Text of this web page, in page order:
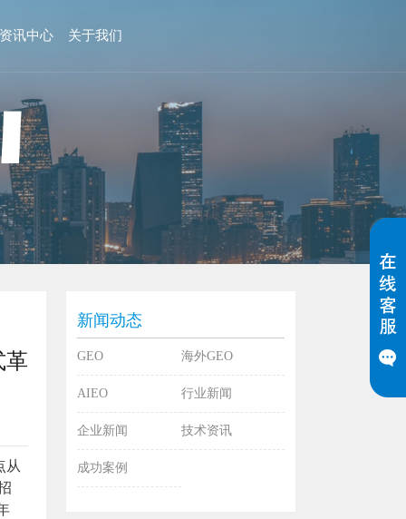
资讯中心 关于我们
革
从
新闻动态
GEO 海外GEO
AIEO 行业新闻
企业新闻 技术资讯
成功案例